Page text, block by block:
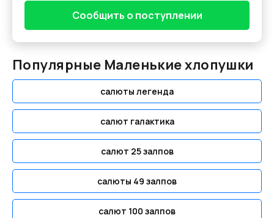
Сообщить о поступлении
Популярные Маленькие хлопушки
салюты легенда
салют галактика
салют 25 залпов
салюты 49 залпов
салют 100 залпов